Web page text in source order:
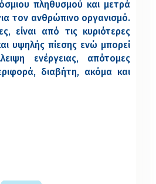
πληθυσμού και μετρά
τον ανθρώπινο οργανισμό.
είναι από τις κυριότερες
υψηλής πίεσης ενώ μπορεί
ενέργειας, απότομες
διαβήτη, ακόμα και